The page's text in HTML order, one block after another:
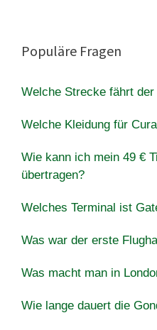
Populäre Fragen
Welche Strecke fährt der
Welche Kleidung für
Wie kann ich mein 49 €
übertragen?
Welches Terminal ist
Was war der erste
Was macht man in
Wie lange dauert die